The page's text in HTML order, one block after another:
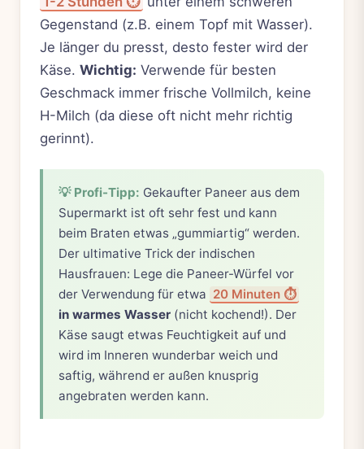
Gegenstand (z.B. einem Topf mit Wasser).
Je länger du presst, desto fester wird der
Käse. Wichtig: Verwende für besten
Geschmack immer frische Vollmilch, keine
H-Milch (da diese oft nicht mehr richtig
gerinnt).
💡 Profi-Tipp: Gekaufter Paneer aus dem
Supermarkt ist oft sehr fest und kann
beim Braten etwas „gummiartig“ werden.
Der ultimative Trick der indischen
Hausfrauen: Lege die Paneer-Würfel vor
der Verwendung für etwa 20 Minuten ⏱️
in warmes Wasser (nicht kochend!). Der
Käse saugt etwas Feuchtigkeit auf und
wird im Inneren wunderbar weich und
saftig, während er außen knusprig
angebraten werden kann.